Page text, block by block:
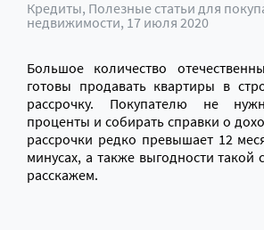
Кредиты, Полезные статьи для
недвижимости, 17 июля 2020
Большое количество
готовы продавать квартиры в
рассрочку. Покупателю не
проценты и собирать справки о
рассрочки редко превышает 12
минусах, а также выгодности такой
расскажем.